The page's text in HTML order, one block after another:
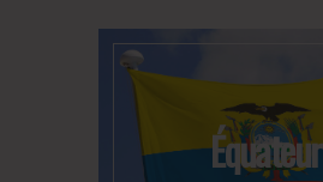
Équateur